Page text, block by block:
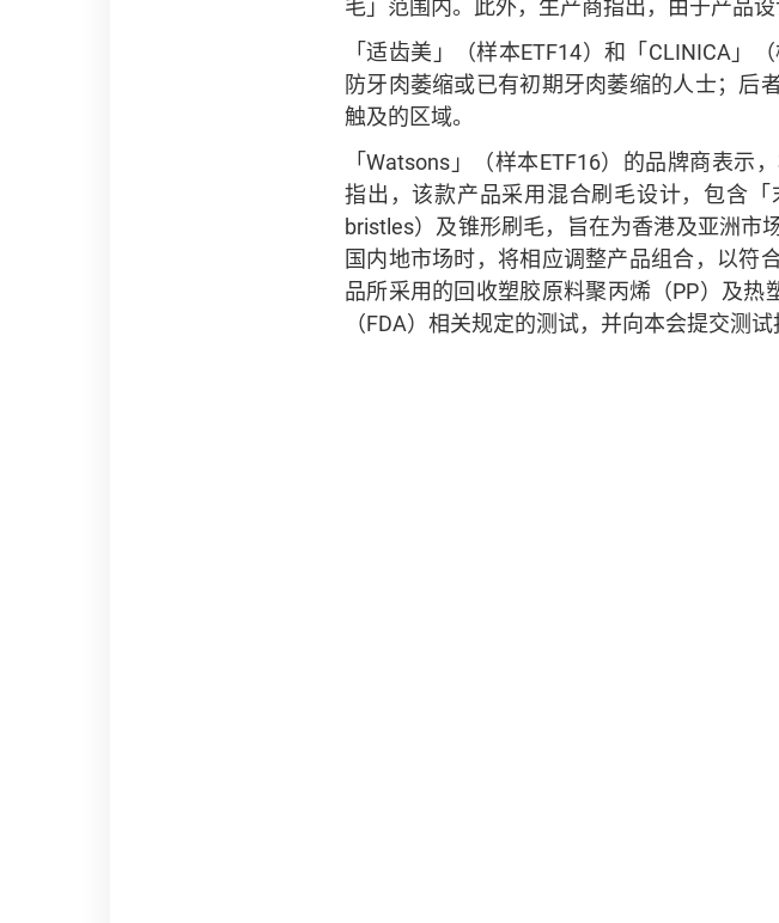
「适齿美」（样本ETF14）和「CLINICA」
防牙肉萎缩或已有初期牙肉萎缩的人士；后
触及的区域。
「Watsons」（样本ETF16）的品牌商表
指出，该款产品采用混合刷毛设计，包含「
bristles）及锥形刷毛，旨在为香港及亚洲市
国内地市场时，将相应调整产品组合，以符
品所采用的回收塑胶原料聚丙烯（PP）及
（FDA）相关规定的测试，并向本会提交测试